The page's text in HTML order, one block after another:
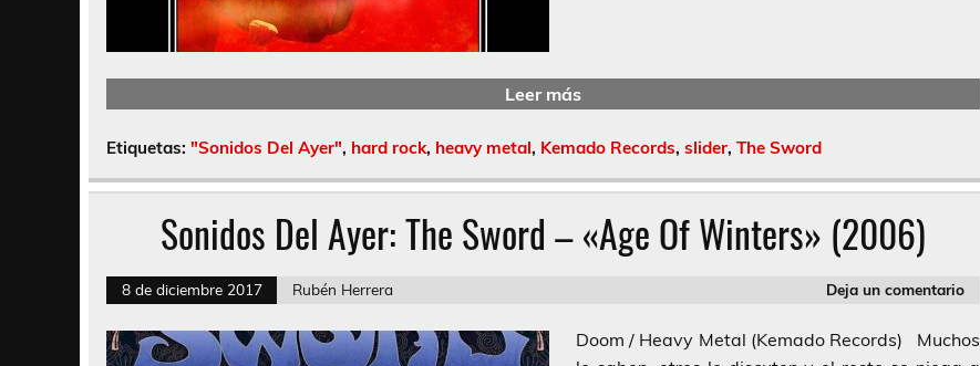
Leer más
Etiquetas: "Sonidos Del Ayer", hard rock, heavy metal, Kemado Records, slider, The Sword
Sonidos Del Ayer: The Sword – «Age Of Winters» (2006)
8 de diciembre 2017 Rubén Herrera Deja un comentario
Doom / Heavy Metal (Kemado Records) Muchos